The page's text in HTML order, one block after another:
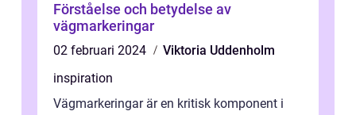
Förståelse och betydelse av
vägmarkeringar
02 februari 2024
Viktoria Uddenholm
inspiration
Vägmarkeringar är en kritisk komponent i